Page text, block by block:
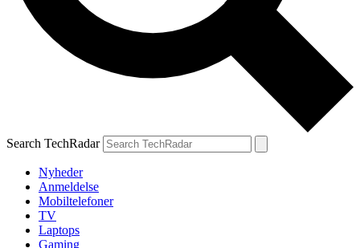
Search TechRadar
Nyheder
Anmeldelse
Mobiltelefoner
TV
Laptops
Gaming